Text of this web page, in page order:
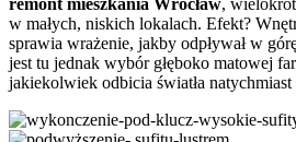
w małych, niskich lokalach. Efekt?
sprawia wrażenie, jakby odpływał w
jest tu jednak wybór głęboko matowej
jakiekolwiek odbicia światła natychmiast